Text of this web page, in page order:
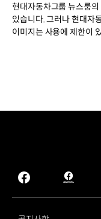
현대자동차그룹 뉴스룸
있습니다. 그러나 현대자
이미지는 사용에 제한이
facebook
hmg
journal